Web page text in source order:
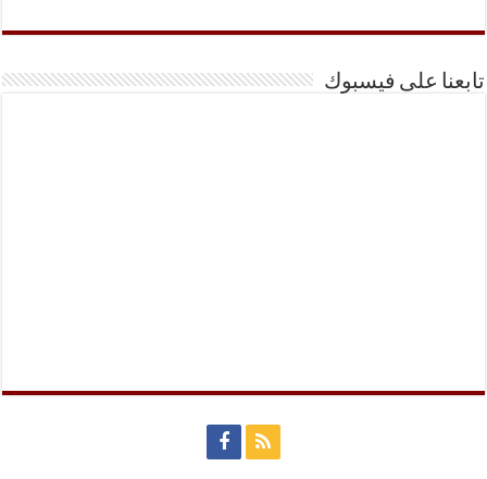
تابعنا على فيسبوك